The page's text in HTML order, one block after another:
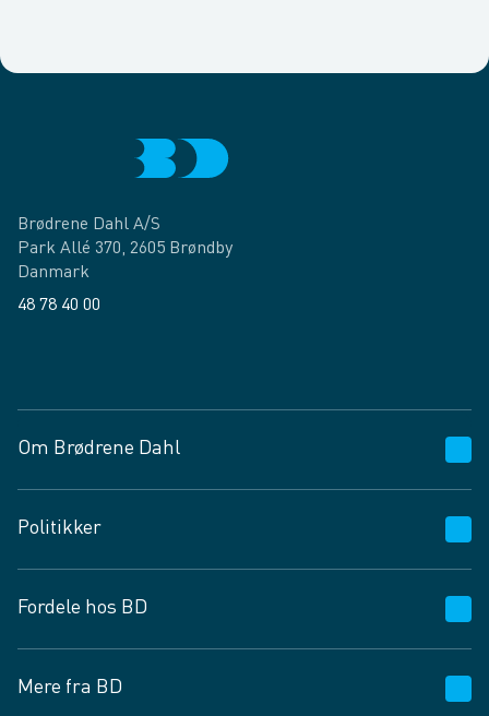
Brødrene Dahl A/S
Park Allé 370, 2605 Brøndby
Danmark
48 78 40 00
Om Brødrene Dahl
Vagttelefon 30 10 89 89
Spørgsmål og svar
Job og karriere
Fødevarekontrolrapport
Politikker
Privatlivspolitik
Cookies
Vilkår og betingelser
Fordele hos BD
BD app
Mere fra BD